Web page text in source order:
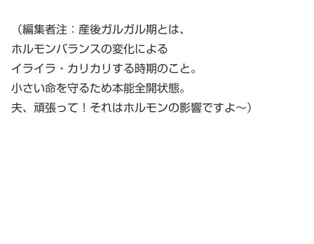
（編集者注：産後ガルガル期とは、
ホルモンバランスの変化による
イライラ・カリカリする時期のこと。
小さい命を守るため本能全開状態。
夫、頑張って！それはホルモンの影響ですよ～）